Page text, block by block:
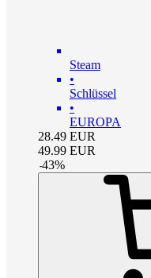
Steam
•
Schlüssel
•
EUROPA
28.49 EUR
49.99 EUR
-43%